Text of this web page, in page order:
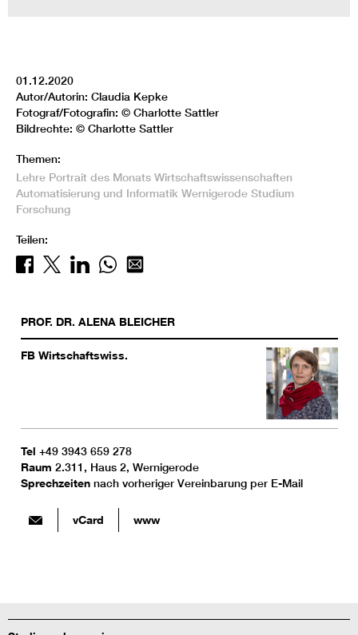
01.12.2020
Autor/Autorin: Claudia Kepke
Fotograf/Fotografin: © Charlotte Sattler
Bildrechte: © Charlotte Sattler
Themen:
Lehre Portrait des Monats Wirtschaftswissenschaften
Automatisierung und Informatik Wernigerode Studium
Forschung
Teilen:
PROF. DR. ALENA BLEICHER
FB Wirtschaftswiss.
Tel +49 3943 659 278
Raum 2.311, Haus 2, Wernigerode
Sprechzeiten nach vorheriger Vereinbarung per E-Mail
vCard www